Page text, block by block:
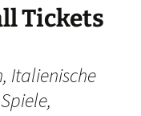
Tickets
Italienische